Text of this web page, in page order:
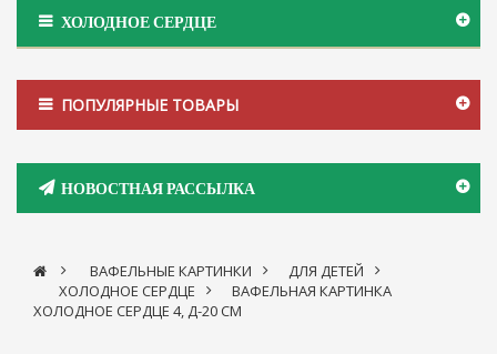
ХОЛОДНОЕ СЕРДЦЕ
ПОПУЛЯРНЫЕ ТОВАРЫ
НОВОСТНАЯ РАССЫЛКА
> ВАФЕЛЬНЫЕ КАРТИНКИ >
ДЛЯ ДЕТЕЙ
ХОЛОДНОЕ СЕРДЦЕ >
ВАФЕЛЬНАЯ КАРТИНКА
ХОЛОДНОЕ СЕРДЦЕ 4, Д-20 СМ